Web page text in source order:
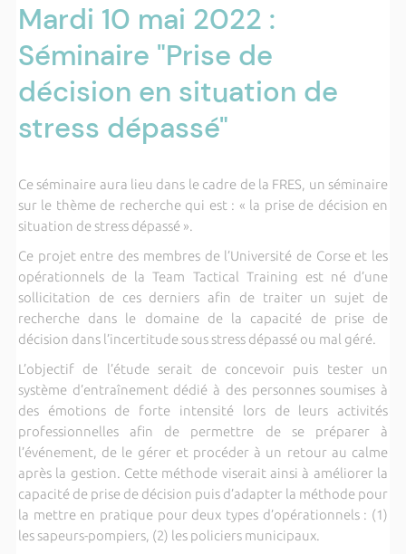
Mardi 10 mai 2022 :
Séminaire "Prise de
décision en situation de
stress dépassé"
Ce séminaire aura lieu dans le cadre de la FRES, un séminaire
sur le thème de recherche qui est : « la prise de décision en
situation de stress dépassé ».
Ce projet entre des membres de l’Université de Corse et les
opérationnels de la Team Tactical Training est né d’une
sollicitation de ces derniers afin de traiter un sujet de
recherche dans le domaine de la capacité de prise de
décision dans l’incertitude sous stress dépassé ou mal géré.
L’objectif de l’étude serait de concevoir puis tester un
système d’entraînement dédié à des personnes soumises à
des émotions de forte intensité lors de leurs activités
professionnelles afin de permettre de se préparer à
l’événement, de le gérer et procéder à un retour au calme
après la gestion. Cette méthode viserait ainsi à améliorer la
capacité de prise de décision puis d’adapter la méthode pour
la mettre en pratique pour deux types d’opérationnels : (1)
les sapeurs-pompiers, (2) les policiers municipaux.